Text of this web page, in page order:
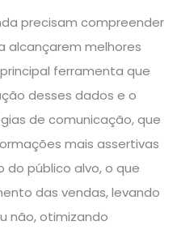
precisam compreender
alcançarem melhores
ferramenta que
desses dados e o
de comunicação, que
mais assertivas
público alvo, o que
das vendas, levando
não, otimizando